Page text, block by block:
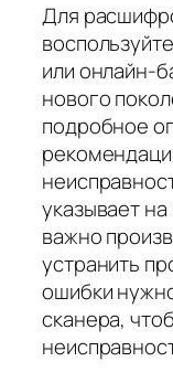
Для
или онлайн-
нового
подробное
указывает
важно
устранить
ошибки
сканера,